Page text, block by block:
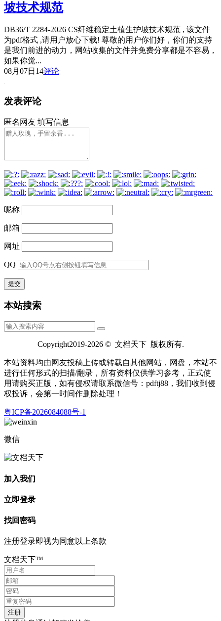
坡技术规范
DB36/T 2284-2026 CS纤维稳定土植生护坡技术规范 , 该文件
为pdf格式 ,请用户放心下载! 尊敬的用户你们好，你们的支持
是我们前进的动力，网站收集的文件并免费分享都是不容易，
如果你觉...
08月07日 14评论
发表评论
匿名网友 填写信息
昵称
邮箱
网址
QQ
本站搜索
Copyright2019-2026 © 文档天下 版权所有.
本站资料均由网友投稿上传或转载自其他网站，网盘，本站不
进行仼何形式的扫描/翻录，所有资料仅供学习参考，正式使
用请购买正版，如有侵权请取系微信号：pdftj88，我们收到侵
权投诉，会第一时间作删除处理！
粤ICP备2026084088号-1
微信
加入我们
立即登录
找回密码
注册登录即视为同意以上条款
文档天下™